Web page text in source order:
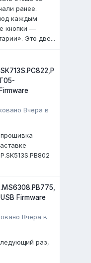
Damp
файл в
ТВ.
ранее.
каждым
кнопки —
Это две...
Вчера в
Firmware
Вчера в
раз,